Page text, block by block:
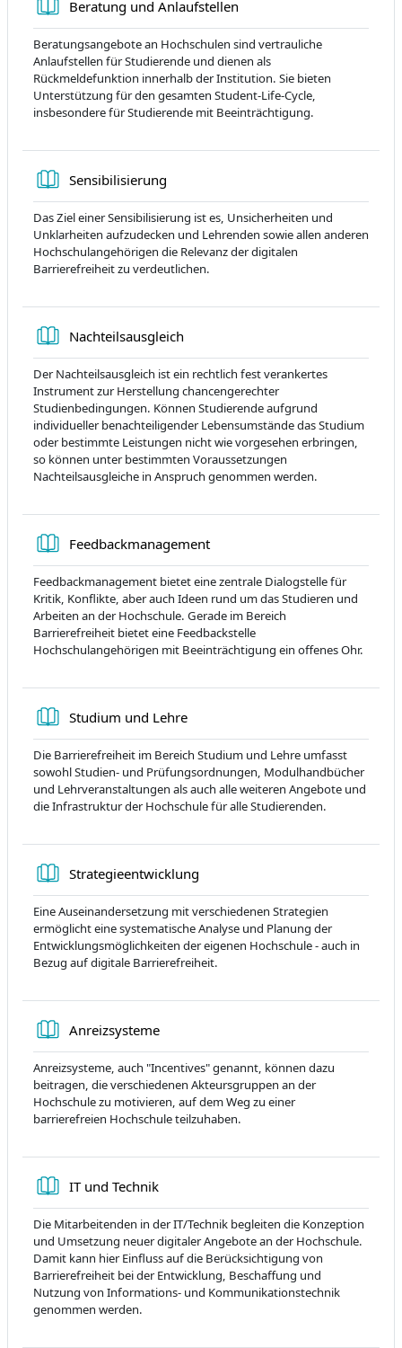
Beratung und Anlaufstellen
Beratungsangebote an Hochschulen sind vertrauliche
Anlaufstellen für Studierende und dienen als
Rückmeldefunktion innerhalb der Institution. Sie bieten
Unterstützung für den gesamten Student-Life-Cycle,
insbesondere für Studierende mit Beeinträchtigung.
Sensibilisierung
Das Ziel einer Sensibilisierung ist es, Unsicherheiten und
Unklarheiten aufzudecken und Lehrenden sowie allen anderen
Hochschulangehörigen die Relevanz der digitalen
Barrierefreiheit zu verdeutlichen.
Nachteilsausgleich
Der Nachteilsausgleich ist ein rechtlich fest verankertes
Instrument zur Herstellung chancengerechter
Studienbedingungen. Können Studierende aufgrund
individueller benachteiligender Lebensumstände das Studium
oder bestimmte Leistungen nicht wie vorgesehen erbringen,
so können unter bestimmten Voraussetzungen
Nachteilsausgleiche in Anspruch genommen werden.
FeedbackmanagementКнига
Feedbackmanagement bietet eine zentrale Dialogstelle für
Kritik, Konflikte, aber auch Ideen rund um das Studieren und
Arbeiten an der Hochschule. Gerade im Bereich
Barrierefreiheit bietet eine Feedbackstelle
Hochschulangehörigen mit Beeinträchtigung ein offenes Ohr.
Studium und LehreКнига
Die Barrierefreiheit im Bereich Studium und Lehre umfasst
sowohl Studien- und Prüfungsordnungen, Modulhandbücher
und Lehrveranstaltungen als auch alle weiteren Angebote und
die Infrastruktur der Hochschule für alle Studierenden.
Strategieentwicklung
Eine Auseinandersetzung mit verschiedenen Strategien
ermöglicht eine systematische Analyse und Planung der
Entwicklungsmöglichkeiten der eigenen Hochschule - auch in
Bezug auf digitale Barrierefreiheit.
AnreizsystemeКнига
Anreizsysteme, auch "Incentives" genannt, können dazu
beitragen, die verschiedenen Akteursgruppen an der
Hochschule zu motivieren, auf dem Weg zu einer
barrierefreien Hochschule teilzuhaben.
IT und TechnikКнига
Die Mitarbeitenden in der IT/Technik begleiten die Konzeption
und Umsetzung neuer digitaler Angebote an der Hochschule.
Damit kann hier Einfluss auf die Berücksichtigung von
Barrierefreiheit bei der Entwicklung, Beschaffung und
Nutzung von Informations- und Kommunikationstechnik
genommen werden.